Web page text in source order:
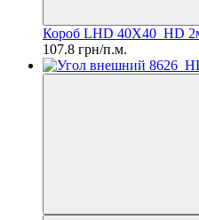
Короб LHD 40X40_HD
107.8 грн/п.м.